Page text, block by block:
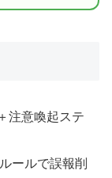
注意喚起ステ
ールで誤報削